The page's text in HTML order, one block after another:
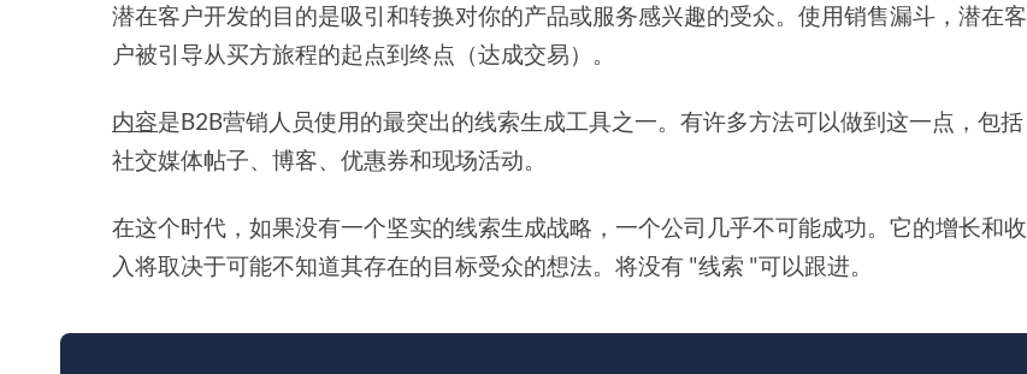
潜在客户开发的目的是吸引和转换对你的产品或服务感兴趣的受众。使用销售漏斗，潜在客
户被引导从买方旅程的起点到终点（达成交易）。
内容是B2B营销人员使用的最突出的线索生成工具之一。有许多方法可以做到这一点，包括
社交媒体帖子、博客、优惠券和现场活动。
在这个时代，如果没有一个坚实的线索生成战略，一个公司几乎不可能成功。它的增长和收
入将取决于可能不知道其存在的目标受众的想法。将没有 "线索 "可以跟进。